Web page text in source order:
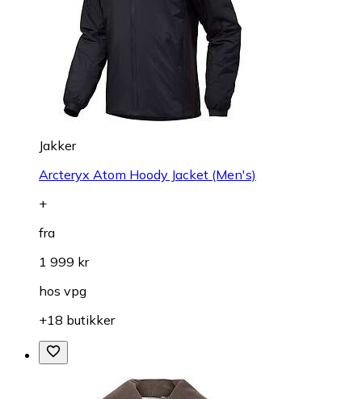
Jakker
Arcteryx Atom Hoody Jacket (Men's)
+
fra
1 999 kr
hos vpg
+18 butikker